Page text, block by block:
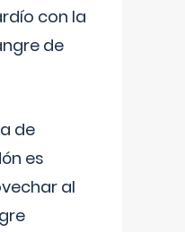
con la
de
de
es
al